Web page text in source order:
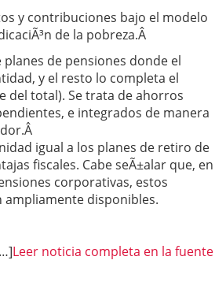
y contribuciones bajo el modelo
de la pobreza.Â
planes de pensiones donde el
y el resto lo completa el
del total). Se trata de ahorros
e integrados de manera
igual a los planes de retiro de
fiscales. Cabe seÃ±alar que, en
corporativas, estos
disponibles.
Leer noticia completa en la fuente